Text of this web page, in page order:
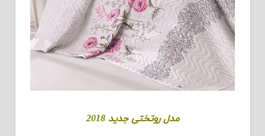
مدل روتختی جدید 2018